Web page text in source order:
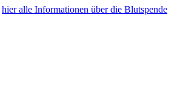
hier alle Informationen über die Blutspende